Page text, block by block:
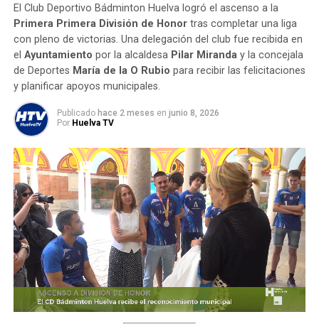
El Club Deportivo Bádminton Huelva logró el ascenso a la
Primera Primera División de Honortras completar una liga
con pleno de victorias. Una delegación del club fue recibida en
el Ayuntamiento por la alcaldesa Pilar Miranday la concejala
de Deportes María de la O Rubio para recibir las felicitaciones
y planificar apoyos municipales.
Publicado hace 2 meses en junio 8, 2026
Por Huelva TV